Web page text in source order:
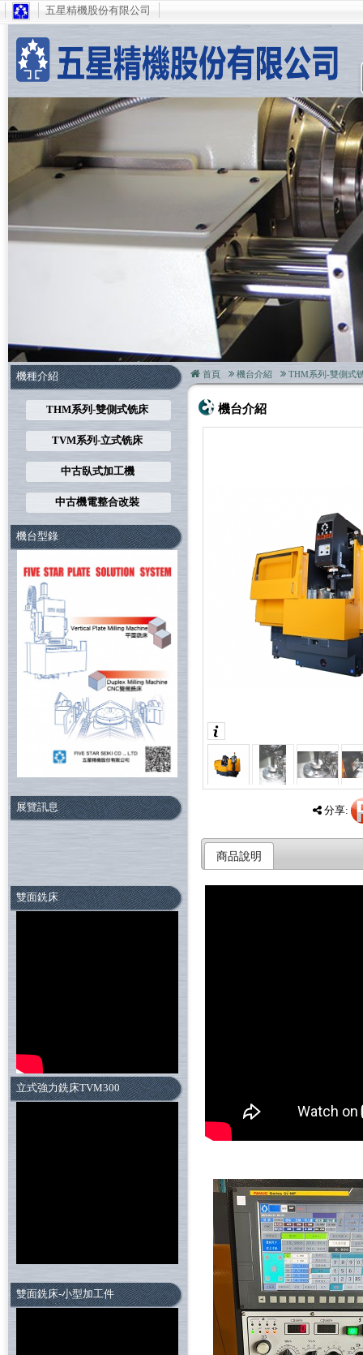
五星精機股份有限公司
機種介紹
THM系列-雙側式铣床
TVM系列-立式铣床
中古臥式加工機
中古機電整合改裝
機台型錄
展覽訊息
雙面銑床
立式強力銑床TVM300
雙面銑床-小型加工件
首頁 機台介紹 THM系列-雙側式
機台介紹
分享:
商品說明